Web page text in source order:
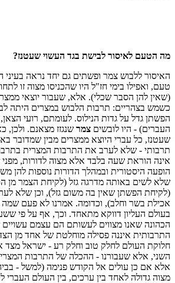
מה הטעם לאיסור לבישת בגד העשוי שעטנז?
האיסור ללבוש צמר ופשתים גם יחד נראה
טעם, ואפילו בימי חז"ל היו שהכניסו מצוה זו
(שאין להן הסבר שכלי). אלא, שעבור יוצאי
כשמש בצהריים: תרבות הלבוש במצרים היתה
הפשתן גדל על גדות הנילוס. לעומתם, רועי
העברים) - היו לובשים צמר שנגזז מצאנם.
שעטנז, כל עברי היוצא ממצרים מבין שמדובר
תרבותי - שלא לערב את התרבות המצרית
אינה הוראת שעה בלבד אלא מצוה לדורות,
הופעה היסטורית ובמהלך הדורות נוספות להן
שלא לשים באותה מדרגה גזל (לקיחת הצמר מן
(לקיחת הפשתן שאין בה משום גזל), וכן שלא
אכילת בשר וחלב), וכדומה. אמרנו לא פעם שמה
בעולם העליון דווקא מתאחד. וכך, אף על פי
הכהונה שאנו מצווים לעשותם הם עצמם
התרבותית איננה פסילה מוחלטת של אחד מן
חלוקת העולם לחלק טוב וחלק רע - ישראל מצד
השני, אלא שעבורנו - ההכלה של התרבות
אלא אם כן עולים אל הקודש פנימה (למשל -
מצוה גדולה לאחד בין ערכים, בין העולם העברי